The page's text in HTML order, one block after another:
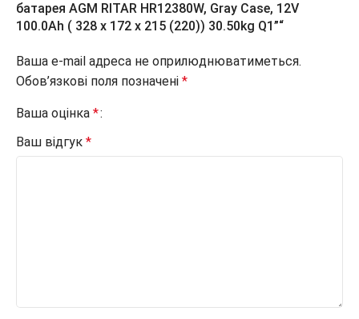
батарея AGM RITAR HR12380W, Gray Case, 12V
100.0Ah ( 328 х 172 х 215 (220)) 30.50kg Q1”“
Ваша e-mail адреса не оприлюднюватиметься.
Обов’язкові поля позначені *
Ваша оцінка *
Ваш відгук *